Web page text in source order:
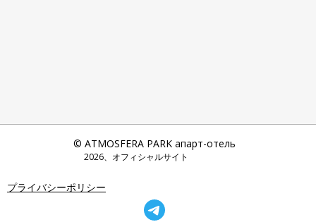
© ATMOSFERA PARK апарт-отель
2026、オフィシャルサイト
プライバシーポリシー